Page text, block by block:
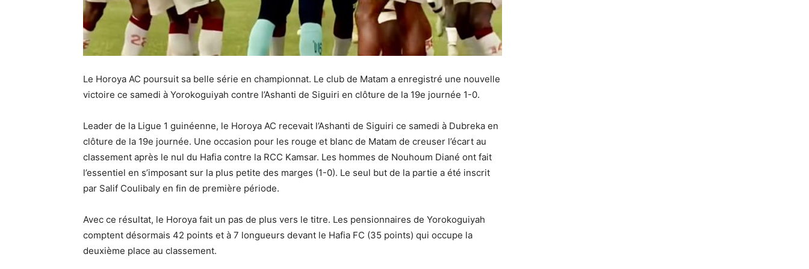
Le Horoya AC poursuit sa belle série en championnat. Le club de Matam a enregistré une nouvelle
victoire ce samedi à Yorokoguiyah contre l’Ashanti de Siguiri en clôture de la 19e journée 1-0.
Leader de la Ligue 1 guinéenne, le Horoya AC recevait l’Ashanti de Siguiri ce samedi à Dubreka en
clôture de la 19e journée. Une occasion pour les rouge et blanc de Matam de creuser l’écart au
classement après le nul du Hafia contre la RCC Kamsar. Les hommes de Nouhoum Diané ont fait
l’essentiel en s’imposant sur la plus petite des marges (1-0). Le seul but de la partie a été inscrit
par Salif Coulibaly en fin de première période.
Avec ce résultat, le Horoya fait un pas de plus vers le titre. Les pensionnaires de Yorokoguiyah
comptent désormais 42 points et à 7 longueurs devant le Hafia FC (35 points) qui occupe la
deuxième place au classement.